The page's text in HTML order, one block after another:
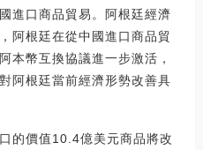
進口商品貿易。阿根廷經濟
阿根廷在從中國進口商品貿
本幣互換協議進一步激活，
阿根廷當前經濟形勢改善具
的價值10.4億美元商品將改